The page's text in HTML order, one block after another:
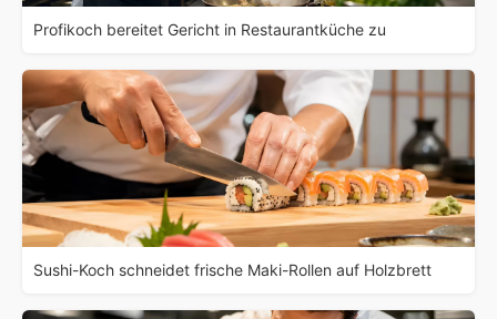
Profikoch bereitet Gericht in Restaurantküche zu
Sushi-Koch schneidet frische Maki-Rollen auf Holzbrett